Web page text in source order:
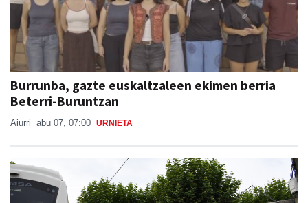
Burrunba, gazte euskaltzaleen ekimen berria
Beterri-Buruntzan
Aiurri abu 07, 07:00 URNIETA